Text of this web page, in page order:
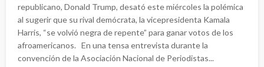
republicano, Donald Trump, desató este miércoles la polémica
al sugerir que su rival demócrata, la vicepresidenta Kamala
Harris, “se volvió negra de repente” para ganar votos de los
afroamericanos. En una tensa entrevista durante la
convención de la Asociación Nacional de Periodistas...